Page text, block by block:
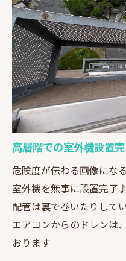
高層階での室外機設置完
危険度が伝わる画像にな
室外機を無事に設置完了♪
配管は裏で巻いたりして
エアコンからのドレンは
おります